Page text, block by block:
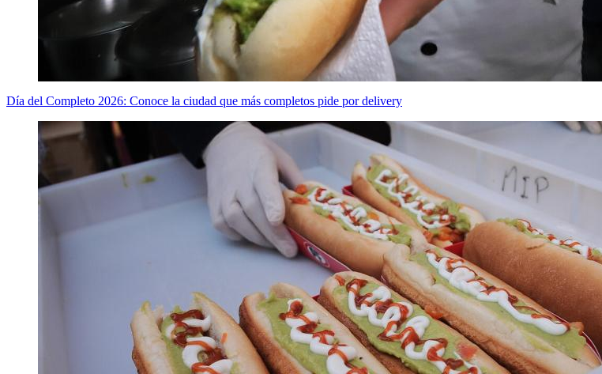
Día del Completo 2026: Conoce la ciudad que más completos pide por delivery